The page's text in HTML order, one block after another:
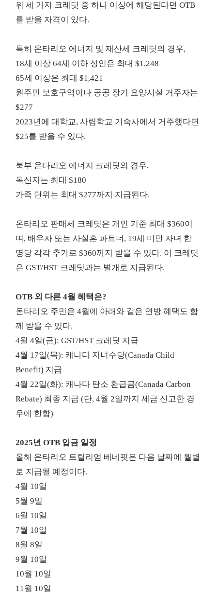
위 세 가지 크레딧 중 하나 이상에 해당된다면 OTB
를 받을 자격이 있다.
특히 온타리오 에너지 및 재산세 크레딧의 경우,
18세 이상 64세 이하 성인은 최대 $1,248
65세 이상은 최대 $1,421
원주민 보호구역이나 공공 장기 요양시설 거주자는
$277
2023년에 대학교, 사립학교 기숙사에서 거주했다면
$25를 받을 수 있다.
북부 온타리오 에너지 크레딧의 경우,
독신자는 최대 $180
가족 단위는 최대 $277까지 지급된다.
온타리오 판매세 크레딧은 개인 기준 최대 $360이
며, 배우자 또는 사실혼 파트너, 19세 미만 자녀 한
명당 각각 추가로 $360까지 받을 수 있다. 이 크레딧
은 GST/HST 크레딧과는 별개로 지급된다.
OTB 외 다른 4월 혜택은?
온타리오 주민은 4월에 아래와 같은 연방 혜택도 함
께 받을 수 있다.
4월 4일(금): GST/HST 크레딧 지급
4월 17일(목): 캐나다 자녀수당(Canada Child
Benefit) 지급
4월 22일(화): 캐나다 탄소 환급금(Canada Carbon
Rebate) 최종 지급 (단, 4월 2일까지 세금 신고한 경
우에 한함)
2025년 OTB 입금 일정
올해 온타리오 트릴리엄 베네핏은 다음 날짜에 월별
로 지급될 예정이다.
4월 10일
5월 9일
6월 10일
7월 10일
8월 8일
9월 10일
10월 10일
11월 10일